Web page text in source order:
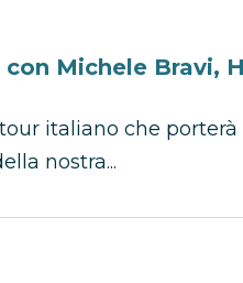
con Michele Bravi,
tour italiano che
nostra...